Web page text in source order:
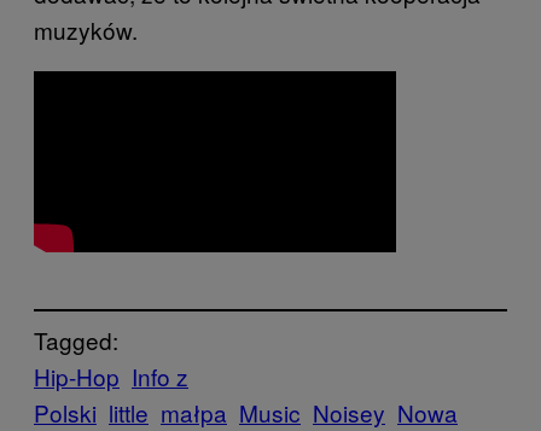
muzyków.
Tagged:
Hip-Hop Info z
Polski little małpa Music Noisey Nowa